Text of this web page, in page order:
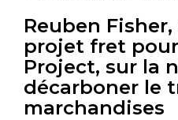
Reuben
projet fret
Project, sur la
décarboner le
marchandises